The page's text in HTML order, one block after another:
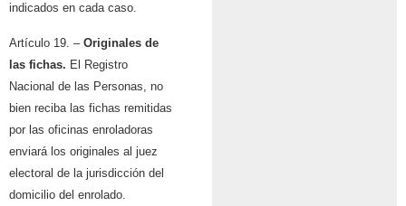
indicados en cada caso.
Artículo 19. – Originales de
las fichas. El Registro
Nacional de las Personas, no
bien reciba las fichas remitidas
por las oficinas enroladoras
enviará los originales al juez
electoral de la jurisdicción del
domicilio del enrolado.